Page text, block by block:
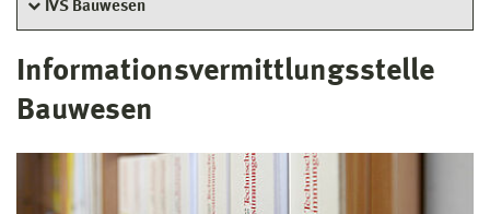
IVS Bauwesen
Informationsvermittlungsstelle
Bauwesen